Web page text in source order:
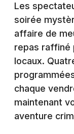
Dîner
Dîner
Dîner
Les
soirée
affaire de
repas raffiné
locaux.
chaque
maintenant
aventure